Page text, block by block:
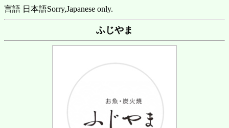
言語 日本語Sorry,Japanese only.
ふじやま